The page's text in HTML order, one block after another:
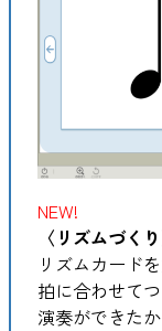
NEW!
〈リズムづくり
リズムカード
拍に合わせて
演奏ができた